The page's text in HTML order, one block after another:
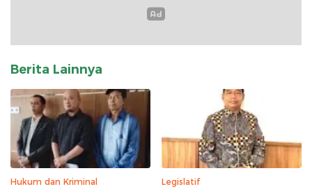
Berita Lainnya
Hukum dan Kriminal Legislatif